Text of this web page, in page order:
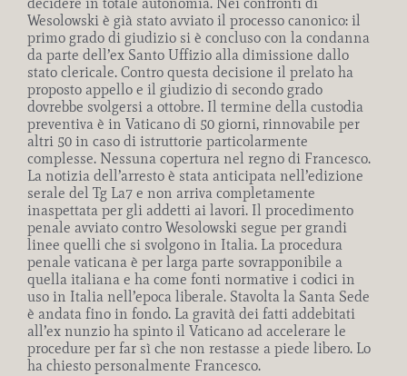
Wesolowski è già stato avviato il processo canonico: il
primo grado di giudizio si è concluso con la condanna
da parte dell’ex Santo Uffizio alla dimissione dallo
stato clericale. Contro questa decisione il prelato ha
proposto appello e il giudizio di secondo grado
dovrebbe svolgersi a ottobre. Il termine della custodia
preventiva è in Vaticano di 50 giorni, rinnovabile per
altri 50 in caso di istruttorie particolarmente
complesse. Nessuna copertura nel regno di Francesco.
La notizia dell’arresto è stata anticipata nell’edizione
serale del Tg La7 e non arriva completamente
inaspettata per gli addetti ai lavori. Il procedimento
penale avviato contro Wesolowski segue per grandi
linee quelli che si svolgono in Italia. La procedura
penale vaticana è per larga parte sovrapponibile a
quella italiana e ha come fonti normative i codici in
uso in Italia nell’epoca liberale. Stavolta la Santa Sede
è andata fino in fondo. La gravità dei fatti addebitati
all’ex nunzio ha spinto il Vaticano ad accelerare le
procedure per far sì che non restasse a piede libero. Lo
ha chiesto personalmente Francesco.